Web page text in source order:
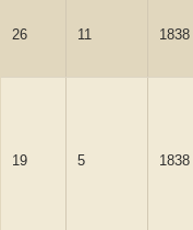
26 11 1838
19 5 1838